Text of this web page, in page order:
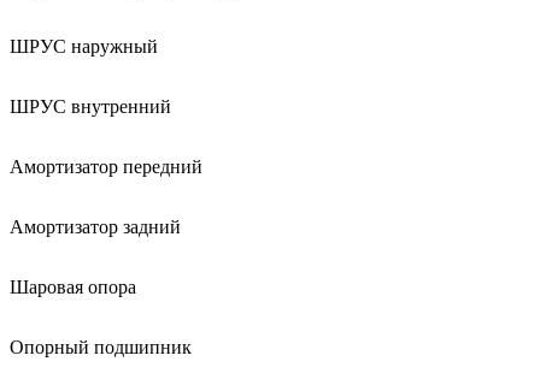
ШРУС наружный
ШРУС внутренний
Амортизатор передний
Амортизатор задний
Шаровая опора
Опорный подшипник